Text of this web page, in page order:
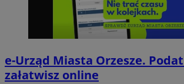
e-Urząd Miasta Orzesze.
załatwisz online